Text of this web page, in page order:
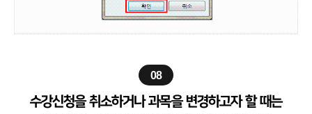
08
수강신청을 취소하거나 과목을 변경하고자 할 때는